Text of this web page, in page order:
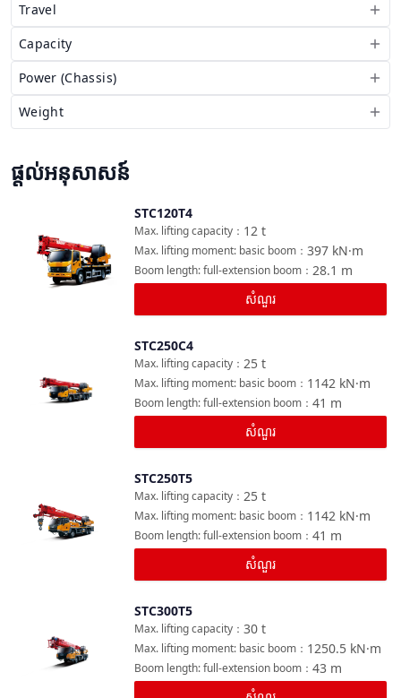
Travel
Capacity
Power (Chassis)
Weight
ផ្តល់អនុសាសន៍
STC120T4
12 t
Max. lifting capacity ：
397 kN·m
Max. lifting moment: basic boom ：
28.1 m
Boom length: full-extension boom ：
សំណួរ
STC250C4
25 t
Max. lifting capacity ：
1142 kN·m
Max. lifting moment: basic boom ：
41 m
Boom length: full-extension boom ：
សំណួរ
STC250T5
25 t
Max. lifting capacity ：
1142 kN·m
Max. lifting moment: basic boom ：
41 m
Boom length: full-extension boom ：
សំណួរ
STC300T5
30 t
Max. lifting capacity ：
1250.5 kN·m
Max. lifting moment: basic boom ：
43 m
Boom length: full-extension boom ：